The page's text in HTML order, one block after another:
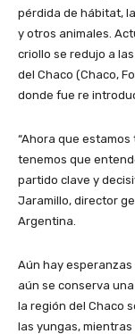
pérdida de hábitat,
y otros animales.
criollo se redujo a
del Chaco (Chaco,
donde fue re
“Ahora que
tenemos que
partido clave y
Jaramillo, director
Argentina.
Aún hay
aún se conserva
la región del Chaco
las yungas,